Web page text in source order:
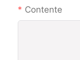
Contente